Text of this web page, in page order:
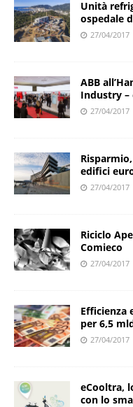
Unità
ospedale
27/04/2017
ABB
Industry –
27/04/2017
edifici
27/04/2017
Riciclo
Comieco
27/04/2017
Efficienza
per 6,5
27/04/2017
eCooltra,
con lo